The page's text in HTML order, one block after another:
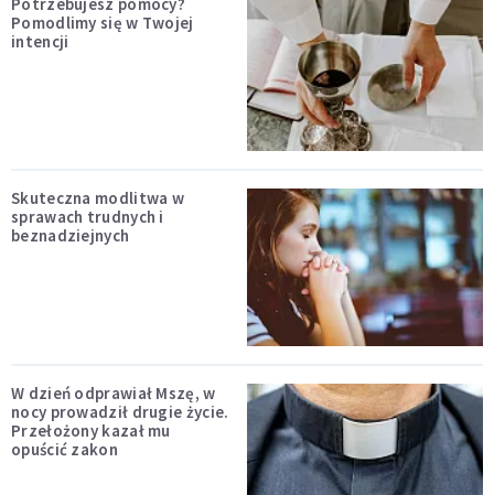
Pomodlimy się w Twojej
intencji
Skuteczna modlitwa w
sprawach trudnych i
beznadziejnych
W dzień odprawiał Mszę, w
nocy prowadził drugie życie.
Przełożony kazał mu
opuścić zakon